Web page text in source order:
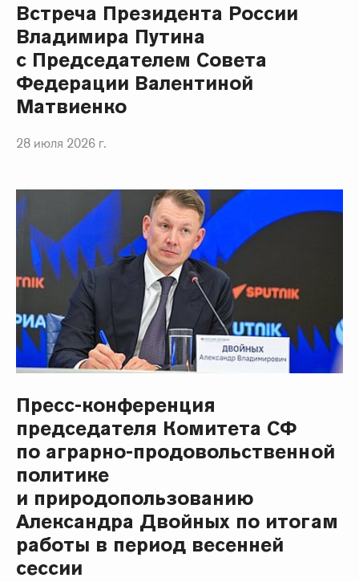
Встреча Президента России
Владимира Путина
с Председателем Совета
Федерации Валентиной
Матвиенко
28 июля 2026 г.
Пресс-конференция
председателя Комитета СФ
по аграрно-продовольственной
политике
и природопользованию
Александра Двойных по итогам
работы в период весенней
сессии